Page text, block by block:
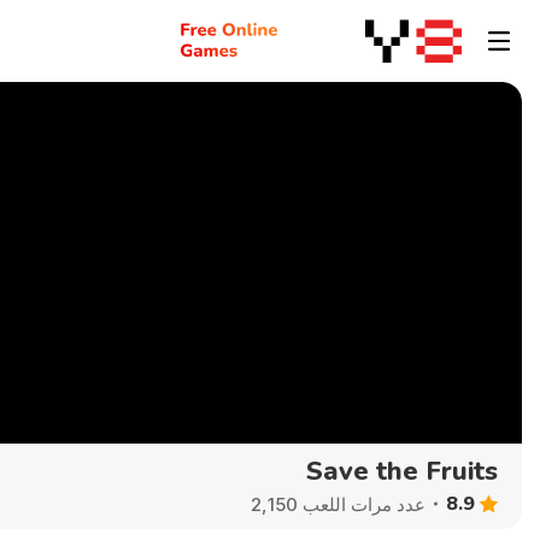
Save the Fruits
8.9 عدد مرات اللعب 2,150